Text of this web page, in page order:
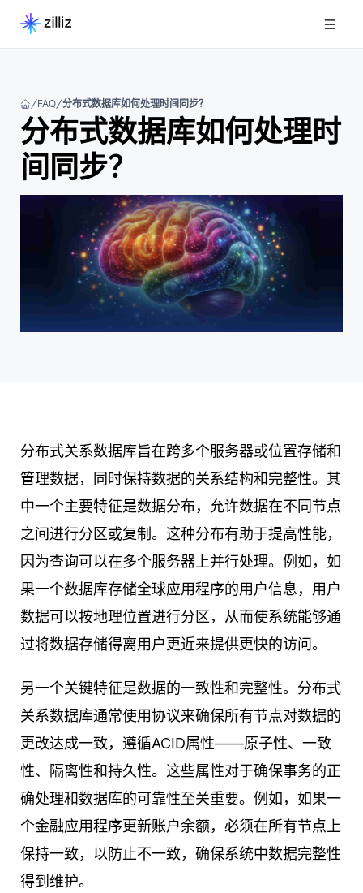
FAQ 分布式数据库如何处理时间同步？
分布式数据库如何处理时
间同步？
分布式关系数据库旨在跨多个服务器或位置存储和
管理数据，同时保持数据的关系结构和完整性。其
中一个主要特征是数据分布，允许数据在不同节点
之间进行分区或复制。这种分布有助于提高性能，
因为查询可以在多个服务器上并行处理。例如，如
果一个数据库存储全球应用程序的用户信息，用户
数据可以按地理位置进行分区，从而使系统能够通
过将数据存储得离用户更近来提供更快的访问。
另一个关键特征是数据的一致性和完整性。分布式
关系数据库通常使用协议来确保所有节点对数据的
更改达成一致，遵循ACID属性——原子性、一致
性、隔离性和持久性。这些属性对于确保事务的正
确处理和数据库的可靠性至关重要。例如，如果一
个金融应用程序更新账户余额，必须在所有节点上
保持一致，以防止不一致，确保系统中数据完整性
得到维护。